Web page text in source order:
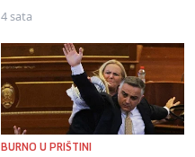
4 sata
BURNO U PRIŠTINI